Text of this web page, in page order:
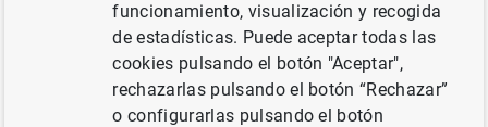
del euro: julio 2007
funcionamiento, visualización y recogida
de estadísticas. Puede aceptar todas las
cookies pulsando el botón "Aceptar",
rechazarlas pulsando el botón “Rechazar”
o configurarlas pulsando el botón